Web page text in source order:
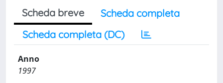
Scheda breve
Scheda completa
Scheda completa (DC)
Anno
1997